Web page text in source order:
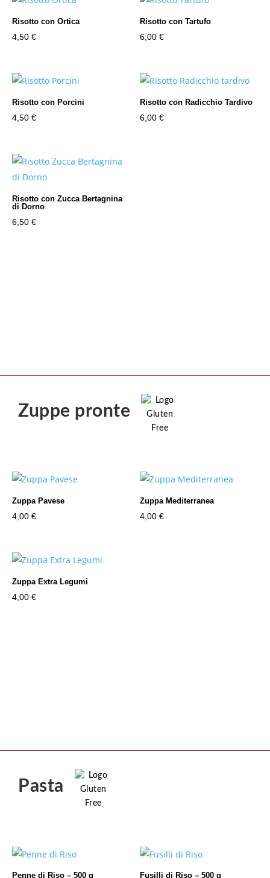
Risotto con Ortica
4,50 €
Risotto con Tartufo
6,00€
Risotto con Porcini
4,50 €
Risotto con Radicchio Tardivo
6,00€
Risotto con Zucca Bertagnina
di Dorno
6,50 €
Zuppe pronte
Zuppa Pavese
4,00 €
Zuppa Mediterranea
4,00€
Zuppa Extra Legumi
4,00 €
Pasta
Penne di Riso – 500 g Fusilli di Riso – 500 g